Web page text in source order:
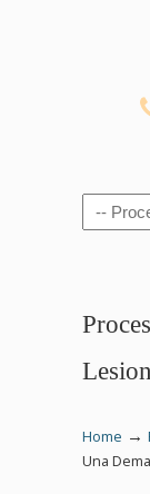
Home →
Una